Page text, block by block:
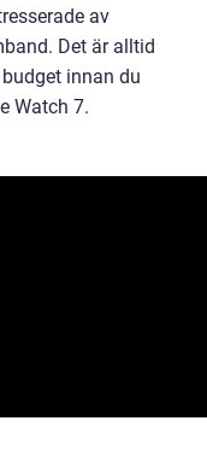
av
Det är alltid
innan du
Watch 7.